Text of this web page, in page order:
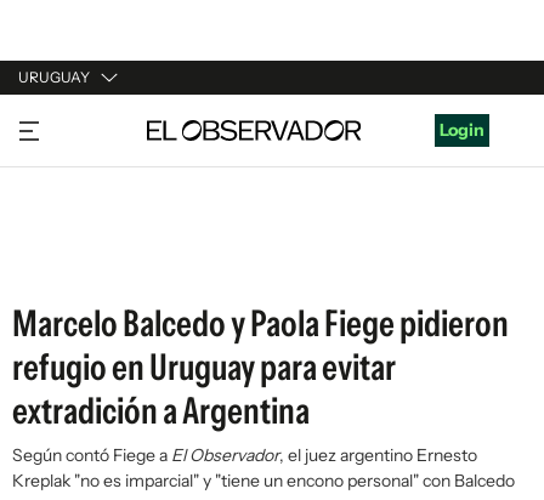
URUGUAY
URUGUAY
ARGENTINA
Login
Marcelo Balcedo y Paola Fiege pidieron
refugio en Uruguay para evitar
extradición a Argentina
Según contó Fiege a El Observador, el juez argentino Ernesto
Kreplak "no es imparcial" y "tiene un encono personal" con Balcedo